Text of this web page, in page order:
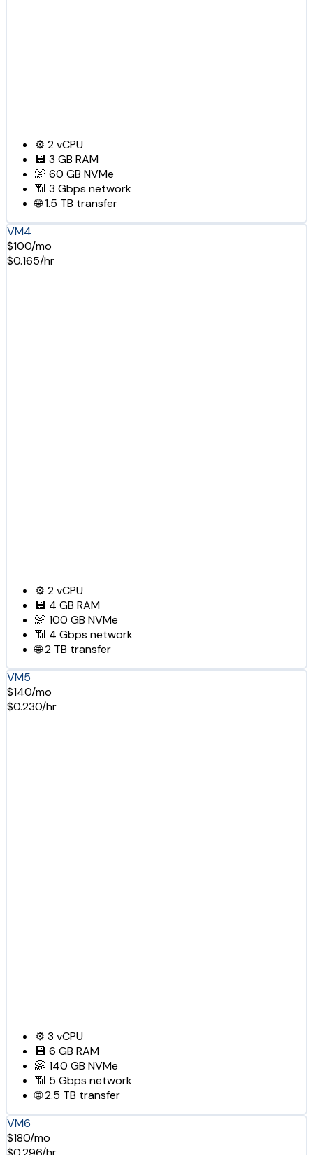
⚙️ 2vCPU
💾 3 GB RAM
📀 60 GB NVMe
📶 3 Gbps network
🌐1.5 TB transfer
VM4
$100/mo
$0.165/hr
⚙️ 2vCPU
💾 4 GB RAM
📀 100 GB NVMe
📶 4 Gbps network
🌐2 TB transfer
VM5
$140/mo
$0.230/hr
⚙️ 3 vCPU
💾 6 GB RAM
📀 140 GB NVMe
📶 5 Gbps network
🌐2.5 TB transfer
VM6
$180/mo